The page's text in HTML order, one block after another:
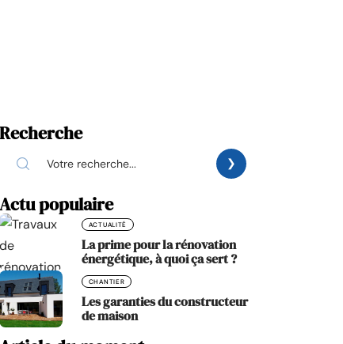
Recherche
Actu populaire
ACTUALITÉ
La prime pour la rénovation
énergétique, à quoi ça sert ?
CHANTIER
Les garanties du constructeur
de maison